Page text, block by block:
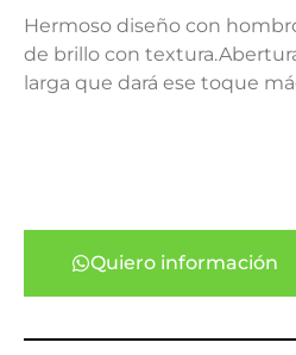
Hermoso diseño con
de brillo con
larga que dará ese toque
Quiero información